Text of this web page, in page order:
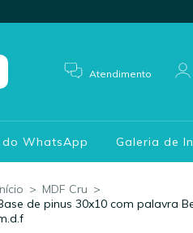
Atendimento
do WhatsApp Galeria de
> MDF Cru >
de pinus 30x10 com palavra